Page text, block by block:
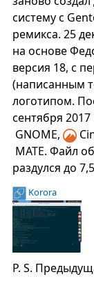
систему с
ремикса. 25
на основе
версия 18, с
(написанным
логотипом.
сентября
GNOME,
MATE. Файл
раздулся до
Korora
P. S.